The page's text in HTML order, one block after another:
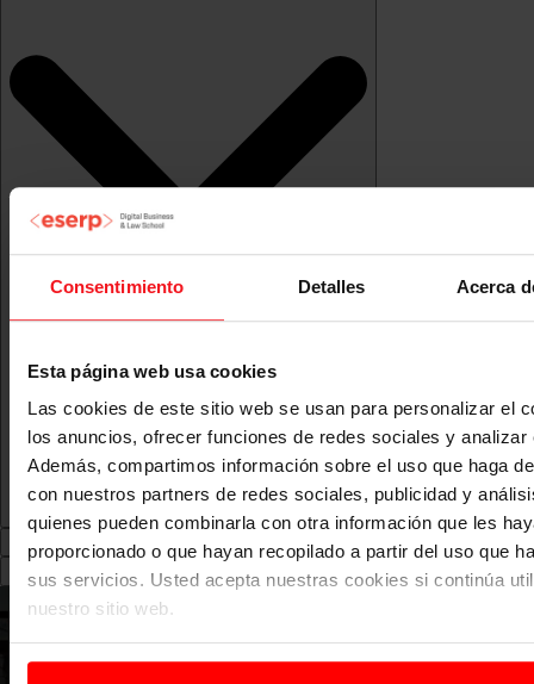
Consentimiento Detalles Acerca
Esta página web usa cookies
Las cookies de este sitio web se usan para personalizar el
los anuncios, ofrecer funciones de redes sociales y analizar
Además, compartimos información sobre el uso que haga
con nuestros partners de redes sociales, publicidad y
quienes pueden combinarla con otra información que les
proporcionado o que hayan recopilado a partir del uso que
sus servicios. Usted acepta nuestras cookies si continúa
nuestro sitio web.
Search
for: